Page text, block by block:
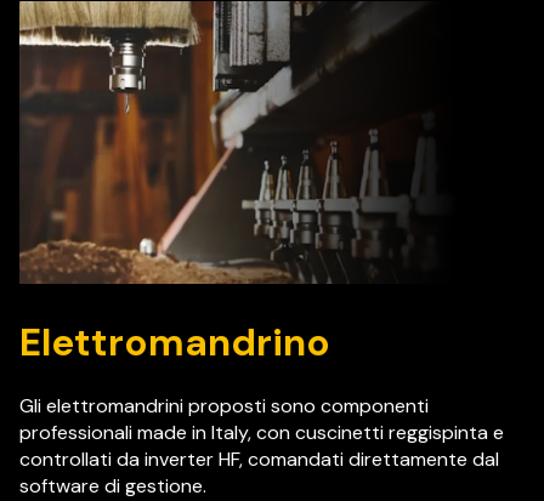
Elettromandrino
Gli elettromandrini proposti sono componenti
professionali made in Italy, con cuscinetti reggispinta e
controllati da inverter HF, comandati direttamente dal
software di gestione.